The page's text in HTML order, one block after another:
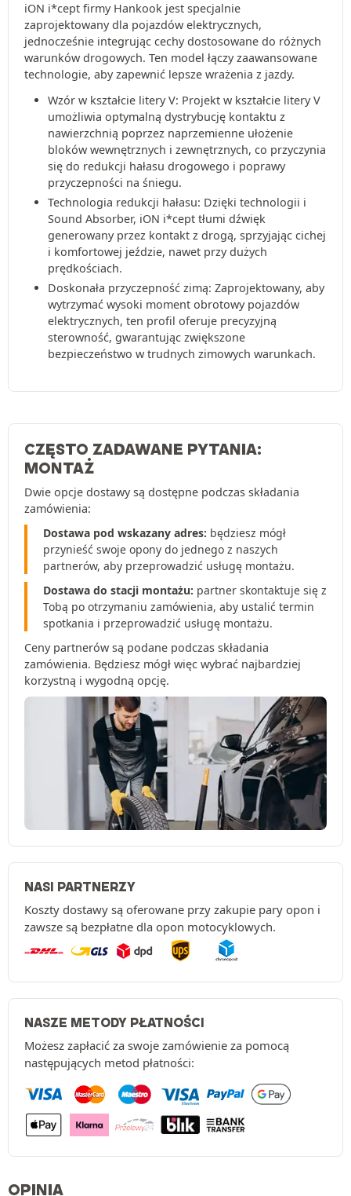
iON i*cept firmy Hankook jest specjalnie
zaprojektowany dla pojazdów elektrycznych,
jednocześnie integrując cechy dostosowane do różnych
warunków drogowych. Ten model łączy zaawansowane
technologie, aby zapewnić lepsze wrażenia z jazdy.
Wzór w kształcie litery V: Projekt w kształcie litery V
umożliwia optymalną dystrybucję kontaktu z
nawierzchnią poprzez naprzemienne ułożenie
bloków wewnętrznych i zewnętrznych, co przyczynia
się do redukcji hałasu drogowego i poprawy
przyczepności na śniegu.
Technologia redukcji hałasu: Dzięki technologii i
Sound Absorber, iON i*cept tłumi dźwięk
generowany przez kontakt z drogą, sprzyjając cichej
i komfortowej jeździe, nawet przy dużych
prędkościach.
Doskonała przyczepność zimą: Zaprojektowany, aby
wytrzymać wysoki moment obrotowy pojazdów
elektrycznych, ten profil oferuje precyzyjną
sterowność, gwarantując zwiększone
bezpieczeństwo w trudnych zimowych warunkach.
CZĘSTO ZADAWANE PYTANIA:
MONTAŻ
Dwie opcje dostawy są dostępne podczas składania
zamówienia:
Dostawa pod wskazany adres: będziesz mógł
przynieść swoje opony do jednego z naszych
partnerów, aby przeprowadzić usługę montażu.
Dostawa do stacji montażu: partner skontaktuje się z
Tobą po otrzymaniu zamówienia, aby ustalić termin
spotkania i przeprowadzić usługę montażu.
Ceny partnerów są podane podczas składania
zamówienia. Będziesz mógł więc wybrać najbardziej
korzystną i wygodną opcję.
NASI PARTNERZY
Koszty dostawy są oferowane przy zakupie pary opon i
zawsze są bezpłatne dla opon motocyklowych.
NASZE METODY PŁATNOŚCI
Możesz zapłacić za swoje zamówienie za pomocą
następujących metod płatności:
OPINIA